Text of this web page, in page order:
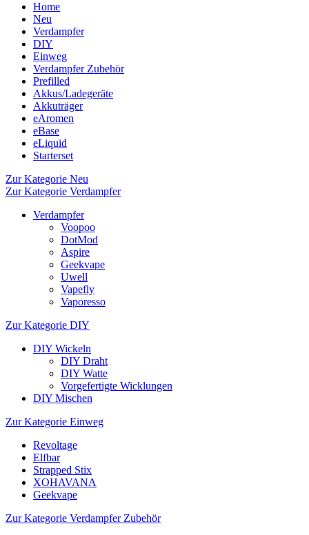
Home
Neu
Verdampfer
DIY
Einweg
Verdampfer Zubehör
Prefilled
Akkus/Ladegeräte
Akkuträger
eAromen
eBase
eLiquid
Starterset
Zur Kategorie Neu
Zur Kategorie Verdampfer
Verdampfer
Voopoo
DotMod
Aspire
Geekvape
Uwell
Vapefly
Vaporesso
Zur Kategorie DIY
DIY Wickeln
DIY Draht
DIY Watte
Vorgefertigte Wicklungen
DIY Mischen
Zur Kategorie Einweg
Revoltage
Elfbar
Strapped Stix
XOHAVANA
Geekvape
Zur Kategorie Verdampfer Zubehör